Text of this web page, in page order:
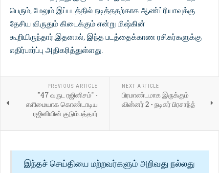
பெரும், மேலும் இப்படத்தில் நடித்ததற்காக ஆண்ட்ரியாவுக்கு
தேசிய விருதும் கிடைக்கும் என்று மிஷ்கின்
கூறியிருந்தார்.இதனால், இந்த படத்தைக்காண ரசிகர்களுக்கு
எதிர்பார்ப்பு அதிகரித்துள்ளது.
PREVIOUS ARTICLE
"47 வருட ரஜினிசம்" -
எளிமையாக கொண்டாடிய
ரஜினியின் குடும்பத்தார்
NEXT ARTICLE
பிரமாண்டமாக இருக்கும்
வின்னர் 2 - நடிகர் பிரசாந்த்
இந்தச் செய்தியை மற்றவர்களும் அறிவது நல்லது